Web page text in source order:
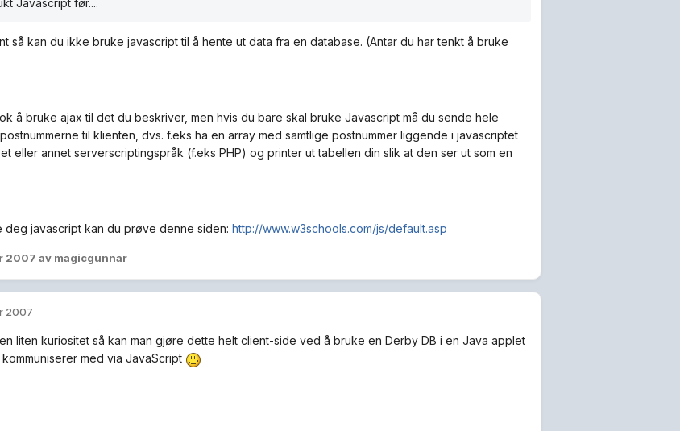
Javascript før....
så kan du ikke bruke javascript til å hente ut data fra en database. (Antar du har tenkt å bruke
å bruke ajax til det du beskriver, men hvis du bare skal bruke Javascript må du sende hele
til klienten, dvs. f.eks ha en array med samtlige postnummer liggende i javascriptet
eller annet serverscriptingspråk (f.eks PHP) og printer ut tabellen din slik at den ser ut som en
deg javascript kan du prøve denne siden: http://www.w3schools.com/js/default.asp
2007 av magicgunnar
2007
liten kuriositet så kan man gjøre dette helt client-side ved å bruke en Derby DB i en Java applet
med via JavaScript